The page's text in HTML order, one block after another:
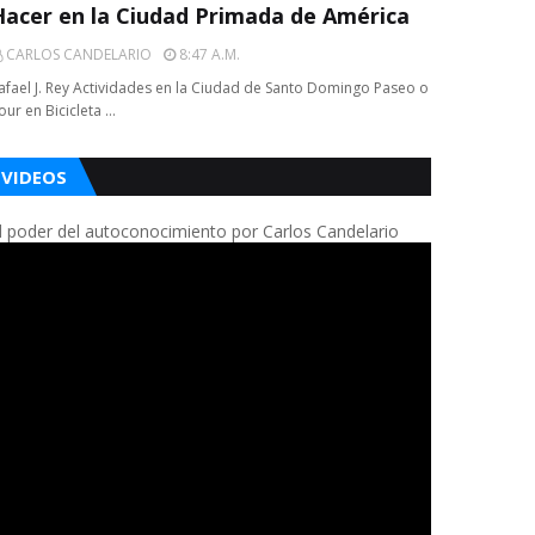
en la Ciudad Primada de América
CARLOS CANDELARIO
8:47 A.m.
J. Rey Actividades en la Ciudad de Santo Domingo Paseo o
en Bicicleta …
VIDEOS
poder del autoconocimiento por Carlos Candelario